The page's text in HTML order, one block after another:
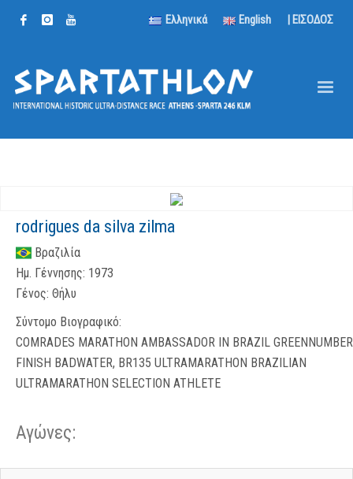
Ελληνικά English | ΕΙΣΟΔΟΣ
rodrigues da silva zilma
Βραζιλία
Ημ. Γέννησης: 1973
Γένος: Θήλυ
Σύντομο Βιογραφικό:
COMRADES MARATHON AMBASSADOR IN BRAZIL GREENNUMBER
FINISH BADWATER, BR135 ULTRAMARATHON BRAZILIAN
ULTRAMARATHON SELECTION ATHLETE
Αγώνες: